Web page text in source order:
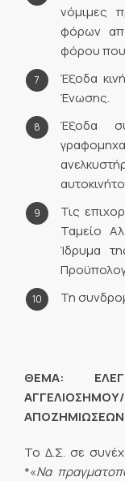
νόμιμες
φόρων
φόρου που
Έξοδα
Ένωσης.
Έξοδα
Τις
Ταμείο
Ίδρυμα
Τη
ΘΕΜΑ:
ΑΓΓΕΛΙΟΣΗΜΟΥ
ΑΠΟΖΗΜΙΩΣΕΩΝ
Το Δ.Σ. σε
*«Να